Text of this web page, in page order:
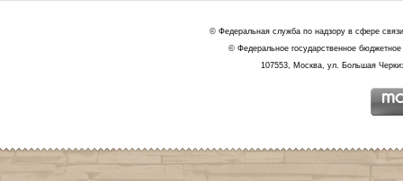
© Федеральная служба по надзору в сфере
© Федеральное государственное
107553, Москва, ул. Большая